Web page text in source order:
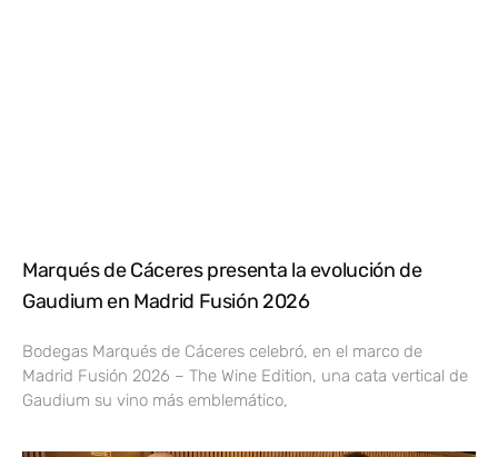
Marqués de Cáceres presenta la evolución de
Gaudium en Madrid Fusión 2026
Bodegas Marqués de Cáceres celebró, en el marco de
Madrid Fusión 2026 – The Wine Edition, una cata vertical de
Gaudium su vino más emblemático,